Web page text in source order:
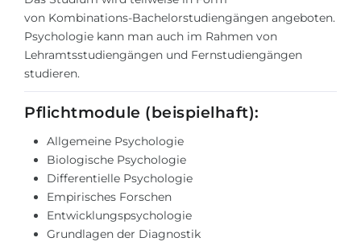
Portfolio
GEOGRAFIE
Bundesländer
Städte
BERUFE
Berufe
Studienfächer
Beispiel-Stellenangebote
1. Studienjahr
2.–3. Studienjahr
Bachelorabschluss
Masterabschluss
BEWERBEN FÜR FACHRICHTUNG …
Medizin
Ingenieurwesen
Physik
von Kombinations-Bachelorstudiengängen angeboten.
Psychologie kann man auch im Rahmen von
Lehramtsstudiengängen und Fernstudiengängen
studieren.
Pflichtmodule (beispielhaft):
Allgemeine Psychologie
Biologische Psychologie
Differentielle Psychologie
Empirisches Forschen
Entwicklungspsychologie
Grundlagen der Diagnostik